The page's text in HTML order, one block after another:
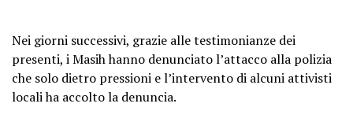
Nei giorni successivi, grazie alle testimonianze dei
presenti, i Masih hanno denunciato l’attacco alla polizia
che solo dietro pressioni e l’intervento di alcuni attivisti
locali ha accolto la denuncia.